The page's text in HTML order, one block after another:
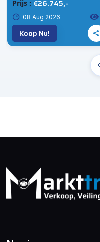
Prijs : €26.745,-
08 Aug 2026
Koop Nu!